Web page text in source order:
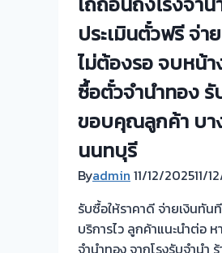
💰
ประเมิน
หน้า
ตั๋ว
ฟรี-
รับ
โรง
จำนำ
ร้าน
ทอง
ประเมินตั๋วฟรี จ่า
ไม่ต้องรอ จบหน้า
ซื้อตั๋วจำนำทอง
ขอบคุณลูกค้า บา
นนทบุรี
Byadmin 11/12/202511/
รับซื้อให้ราคาดี จ่ายเงินทัน
บริการไว ลูกค้าแนะนำต่อ
จำนำทอง จากโรงรับจำนำ